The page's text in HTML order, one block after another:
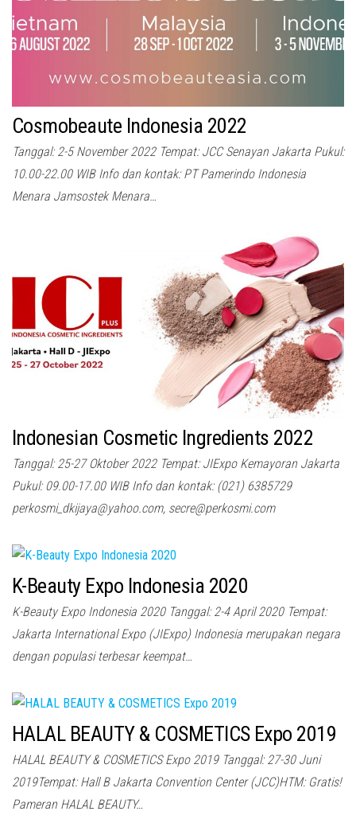
Cosmobeaute Indonesia 2022
Tanggal: 2-5 November 2022 Tempat: JCC Senayan Jakarta Pukul:
10.00-22.00 WIB Info dan kontak: PT Pamerindo Indonesia
Menara Jamsostek Menara…
Indonesian Cosmetic Ingredients 2022
Tanggal: 25-27 Oktober 2022 Tempat: JIExpo Kemayoran Jakarta
Pukul: 09.00-17.00 WIB Info dan kontak: (021) 6385729
perkosmi_dkijaya@yahoo.com, secre@perkosmi.com
K-Beauty Expo Indonesia 2020
K-Beauty Expo Indonesia 2020 Tanggal: 2-4 April 2020 Tempat:
Jakarta International Expo (JIExpo) Indonesia merupakan negara
dengan populasi terbesar keempat…
HALAL BEAUTY & COSMETICS Expo 2019
HALAL BEAUTY & COSMETICS Expo 2019 Tanggal: 27-30 Juni
2019Tempat: Hall B Jakarta Convention Center (JCC)HTM: Gratis!
Pameran HALAL BEAUTY…